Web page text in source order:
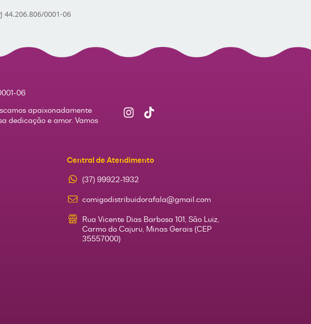
44.206.806/0001-06
06
apaixonadamente
dedicação e amor. Vamos
Central de Atendimento
(37) 99922-1932
comigodistribuidorafala@gmail.com
Rua Vicente Dias Barbosa 101, São Luiz,
Carmo do Cajuru, Minas Gerais (CEP
35557000)